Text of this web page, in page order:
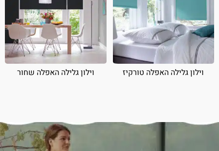
וילון גלילה האפלה טורקיז וילון גלילה האפלה שחור